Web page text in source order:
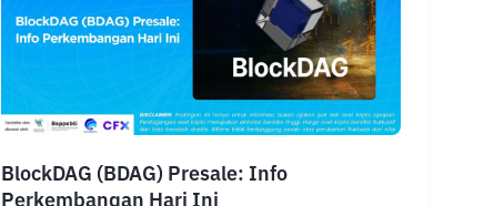
BlockDAG (BDAG) Presale: Info
Perkembangan Hari Ini